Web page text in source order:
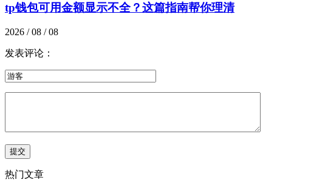
tp钱包可用金额显示不全？这篇指南帮你理清
2026 / 08 / 08
发表评论：
热门文章